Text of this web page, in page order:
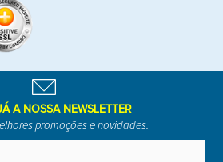
A NOSSA NEWSLETTER
promoções e novidades.